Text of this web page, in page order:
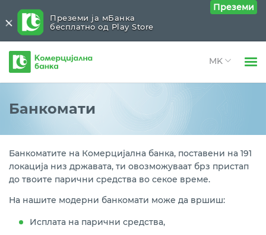
Open
За нас
Open
Блог
Close submenu (Нашата мрежа)
Банкомати
Дигитални киосци
Комерцијална
банка
Банкомати
Банкоматите на Комерцијална банка, поставени на 191
локација низ државата, ти овозможуваат брз пристап
до твоите парични средства во секое време.
На нашите модерни банкомати може да вршиш:
Исплата на парични средства,
Преземи ја мБанка
бесплатно од Play Store
Преземи